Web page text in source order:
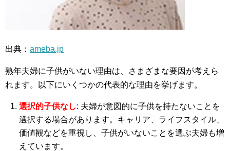
出典： ameba.jp
熟年夫婦に子供がいない理由は、さまざまな要因が考えら
れます。以下にいくつかの代表的な理由を挙げます。
選択的子供なし: 夫婦が意図的に子供を持たないことを
選択する場合があります。キャリア、ライフスタイル、
価値観などを重視し、子供がいないことを選ぶ夫婦も増
えています。